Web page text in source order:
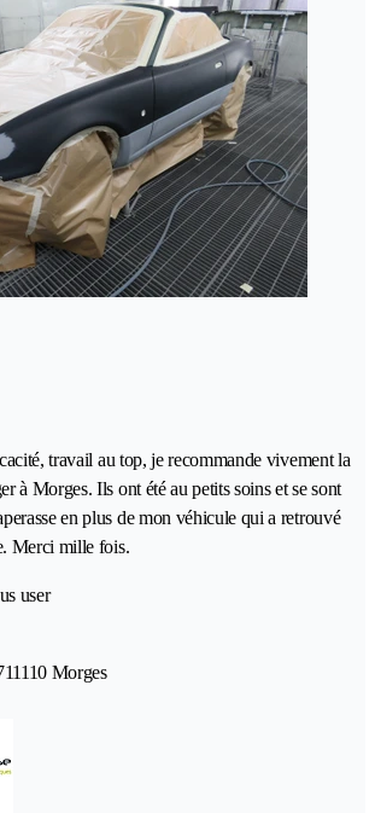
travail au top, je recommande vivement la
à Morges. Ils ont été au petits soins et se sont
en plus de mon véhicule qui a retrouvé
Merci mille fois.
user
1110 Morges